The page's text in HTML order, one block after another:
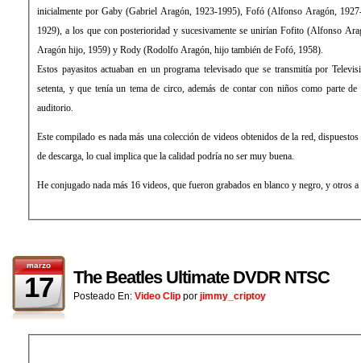
inicialmente por Gaby (Gabriel Aragón, 1923-1995), Fofó (Alfonso Aragón, 1927-1976) y Miliki (Emilio Aragón,
1929), a los que con posterioridad y sucesivamente se unirían Fofito (Alfonso
Aragón hijo, 1959) y Rody (Rodolfo Aragón, hijo también de Fofó, 1958).
Estos payasitos actuaban en un programa televisado que se transmitía por
setenta, y que tenía un tema de circo, además de contar con niños como parte de
auditorio.
Este compilado es nada más una colección de videos obtenidos de la red,
de descarga, lo cual implica que la calidad podría no ser muy buena.
He conjugado nada más 16 videos, que fueron grabados en blanco y negro, y otros a
marzo
17 The Beatles Ultimate DVDR NTSC
Posteado En: Video Clip por jimmy_criptoy